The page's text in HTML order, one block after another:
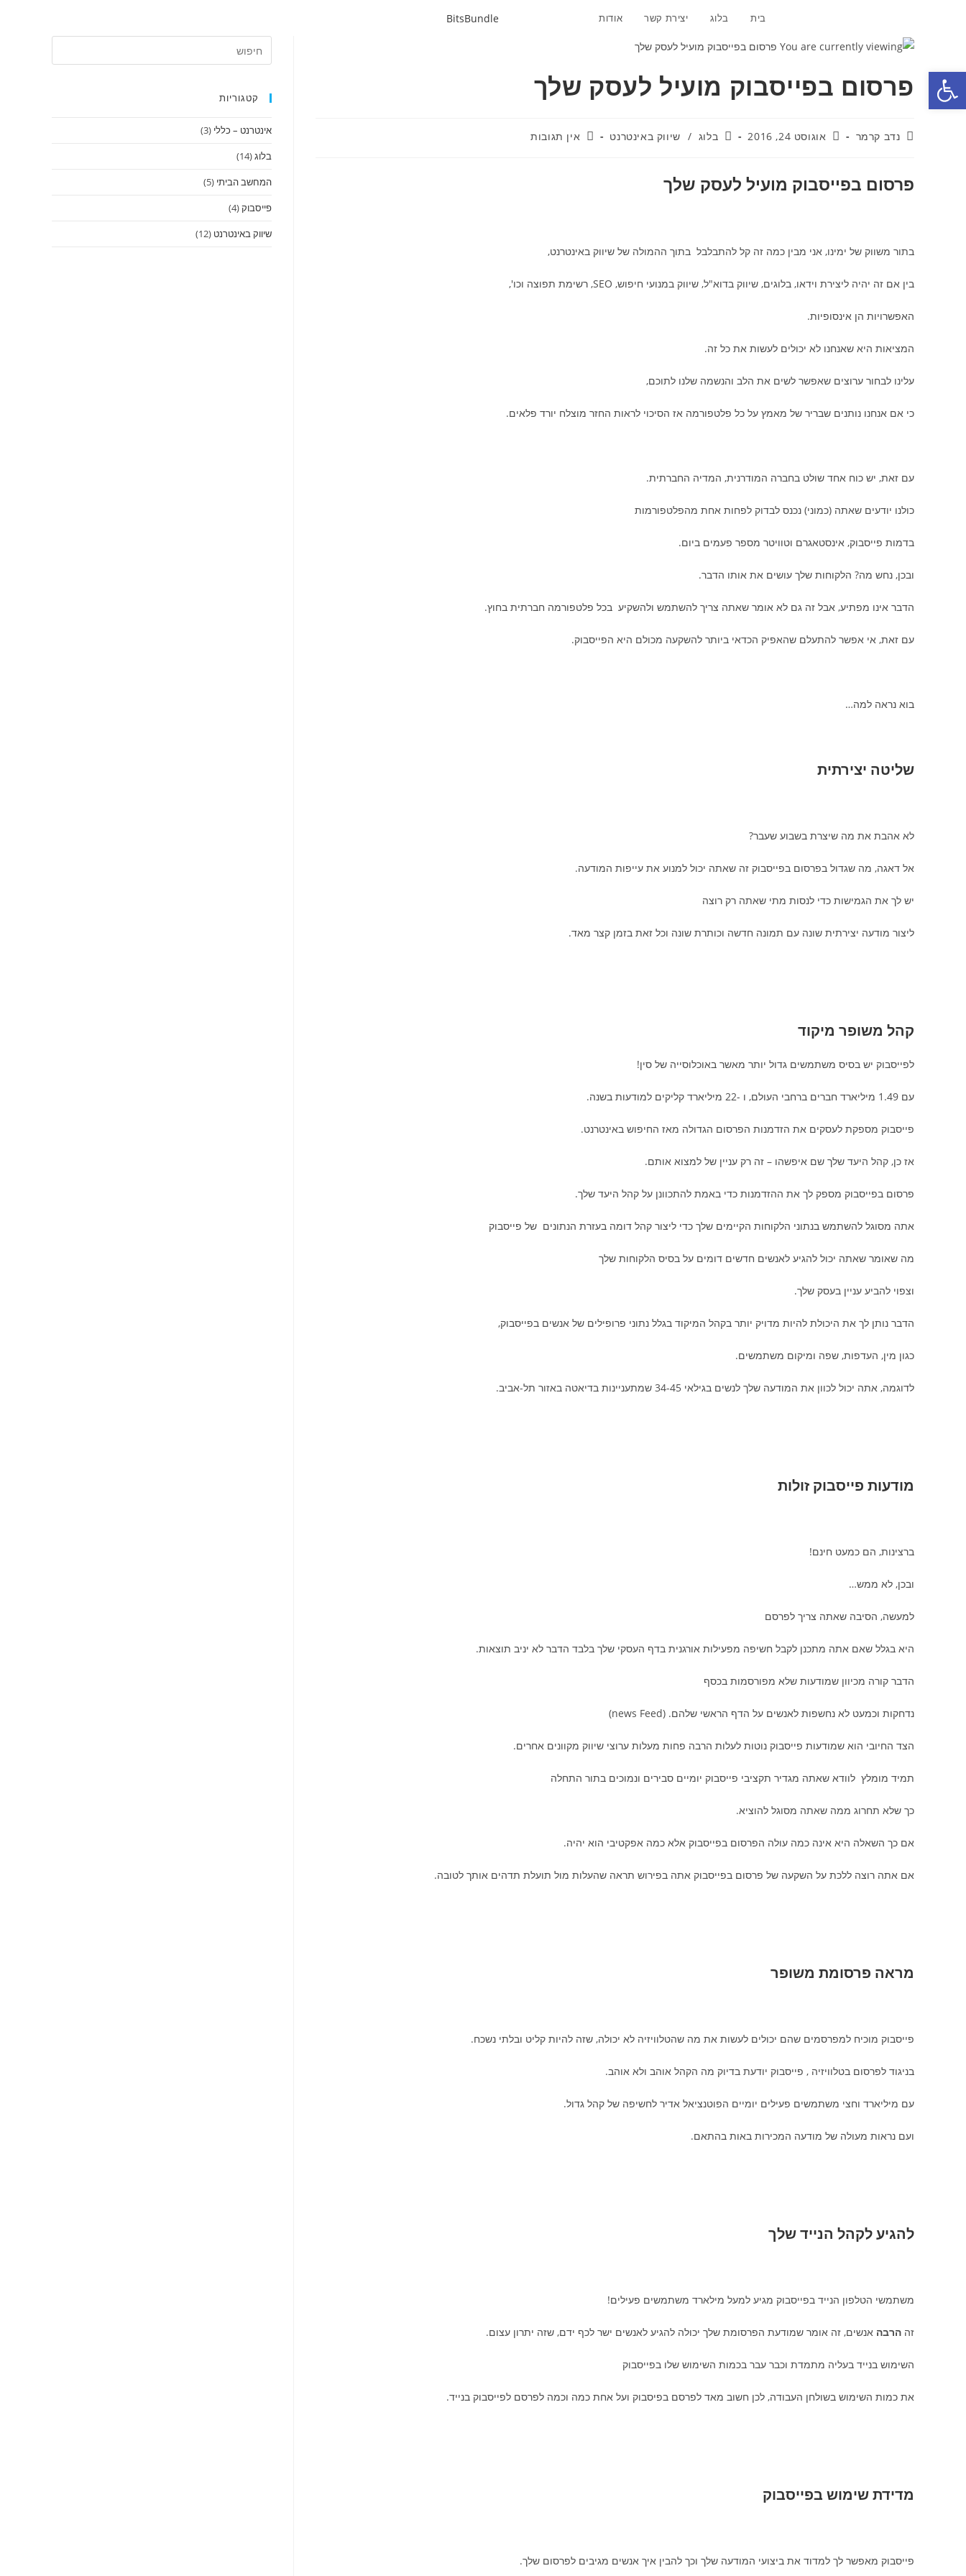
פתח סרגל נגישות
בית בלוג יצירת קשר אודות BitsBundle
פרסום בפייסבוק מועיל לעסק שלך
מחבר:
נדב קרמר פורסם:
אוגוסט 24, 2016 קטגוריה:
בלוג / שיווק באינטרנט תגובות:
אין תגובות
פרסום בפייסבוק מועיל לעסק שלך
בתור משווק של ימינו, אני מבין כמה זה קל להתבלבל בתוך ההמולה של שיווק באינטרנט,
בין אם זה יהיה ליצירת וידאו, בלוגים, שיווק בדוא"ל, שיווק במנועי חיפוש, SEO, רשימת תפוצה וכו',
האפשרויות הן אינסופיות.
המציאות היא שאנחנו לא יכולים לעשות את כל זה.
עלינו לבחור ערוצים שאפשר לשים את הלב והנשמה שלנו לתוכם,
כי אם אנחנו נותנים שבריר של מאמץ על כל פלטפורמה אז הסיכוי לראות החזר מוצלח יורד פלאים.
עם זאת, יש כוח אחד שולט בחברה המודרנית, המדיה החברתית.
כולנו יודעים שאתה (כמוני) נכנס לבדוק לפחות אחת מהפלטפורמות
בדמות פייסבוק, אינסטאגרם וטוויטר מספר פעמים ביום.
ובכן, נחש מה? הלקוחות שלך עושים את אותו הדבר.
הדבר אינו מפתיע, אבל זה גם לא אומר שאתה צריך להשתמש ולהשקיע בכל פלטפורמה חברתית בחוץ.
עם זאת, אי אפשר להתעלם שהאפיק הכדאי ביותר להשקעה מכולם היא הפייסבוק.
בוא נראה למה…
שליטה יצירתית
לא אהבת את מה שיצרת בשבוע שעבר?
אל דאגה, מה שגדול בפרסום בפייסבוק זה שאתה יכול למנוע את עייפות המודעה.
יש לך את הגמישות כדי לנסות מתי שאתה רק רוצה
ליצור מודעה יצירתית שונה עם תמונה חדשה וכותרת שונה וכל זאת בזמן קצר מאד.
קהל משופר מיקוד
לפייסבוק יש בסיס משתמשים גדול יותר מאשר באוכלוסייה של סין!
עם 1.49 מיליארד חברים ברחבי העולם, ו -22 מיליארד קליקים למודעות בשנה.
פייסבוק מספקת לעסקים את הזדמנות הפרסום הגדולה מאז החיפוש באינטרנט.
אז כן, קהל היעד שלך שם איפשהו – זה רק עניין של למצוא אותם.
פרסום בפייסבוק מספק לך את ההזדמנות כדי באמת להתכוונן על קהל היעד שלך.
אתה מסוגל להשתמש בנתוני הלקוחות הקיימים שלך כדי ליצור קהל דומה בעזרת הנתונים של פייסבוק
מה שאומר שאתה יכול להגיע לאנשים חדשים דומים על בסיס הלקוחות שלך
וצפוי להביע עניין בעסק שלך.
הדבר נותן לך את היכולת להיות מדויק יותר בקהל המיקוד בגלל נתוני פרופילים של אנשים בפייסבוק,
כגון מין, העדפות, שפה ומיקום משתמשים.
לדוגמה, אתה יכול לכוון את המודעה שלך לנשים בגילאי 34-45 שמתעניינות בדיאטה באזור תל-אביב.
מודעות פייסבוק זולות
ברצינות, הם כמעט חינם!
ובכן, לא ממש…
למעשה, הסיבה שאתה צריך לפרסם
היא בגלל שאם אתה מתכנן לקבל חשיפה מפעילות אורגנית בדף העסקי שלך בלבד הדבר לא יניב תוצאות.
הדבר קורה מכיוון שמודעות שלא מפורסמות בכסף
נדחקות וכמעט לא נחשפות לאנשים על הדף הראשי שלהם. (news Feed)
הצד החיובי הוא שמודעות פייסבוק נוטות לעלות הרבה פחות מעלות ערוצי שיווק מקוונים אחרים.
תמיד מומלץ לוודא שאתה מגדיר תקציבי פייסבוק יומיים סבירים ונמוכים בתור התחלה
כך שלא תחרוג ממה שאתה מסוגל להוציא.
אם כך השאלה היא אינה כמה עולה הפרסום בפייסבוק אלא כמה אפקטיבי הוא יהיה.
אם אתה רוצה ללכת על השקעה של פרסום בפייסבוק אתה בפירוש תראה שהעלות מול תועלת תדהים אותך לטובה.
מראה פרסומת משופר
פייסבוק מוכיח למפרסמים שהם יכולים לעשות את מה שהטלוויזיה לא יכולה, שזה להיות קליט ובלתי נשכח.
בניגוד לפרסום בטלוויזיה , פייסבוק יודעת בדיוק מה הקהל אוהב ולא אוהב.
עם מיליארד וחצי משתמשים פעילים יומיים הפוטנציאל אדיר לחשיפה של קהל גדול.
ועם נראות מעולה של מודעה המכירות באות בהתאם.
להגיע לקהל הנייד שלך
משתמשי הטלפון הנייד בפייסבוק מגיע למעל מילארד משתמשים פעילים!
זה הרבה אנשים, זה אומר שמודעת הפרסומת שלך יכולה להגיע לאנשים ישר לכף ידם, שזה יתרון עצום.
השימוש בנייד בעליה מתמדת וכבר עבר בכמות השימוש שלו בפייסבוק
את כמות השימוש בשולחן העבודה, לכן חשוב מאד לפרסם בפיסבוק ועל אחת כמה וכמה לפרסם לפייסבוק בנייד.
מדידת שימוש בפייסבוק
פייסבוק מאפשר לך למדוד את ביצועי המודעה שלך וכך להבין איך אנשים מגיבים לפרסום שלך.
קטגוריות
אינטרנט – כללי (3)
בלוג(14)
המחשב הביתי (5)
פייסבוק(4)
שיווק באינטרנט (12)